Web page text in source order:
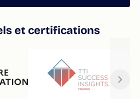
et certifications